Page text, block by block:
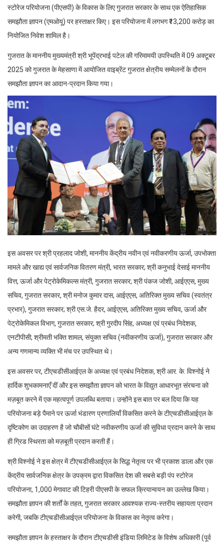
स्टोरेज परियोजना (पीएसपी) के विकास के लिए गुजरात सरकार के साथ एक ऐतिहासिक
समझौता ज्ञापन (एमओयू) पर हस्ताक्षर किए। इस परियोजना में लगभग ₹13,200 करोड़ का
नियोजित निवेश शामिल है।
गुजरात के माननीय मुख्यमंत्री श्री भूपेंद्रभाई पटेल की गरिमामयी उपस्थिति में 09 अक्टूबर
2025 को गुजरात के मेहसाणा में आयोजित वाइब्रेंट गुजरात क्षेत्रीय सम्मेलनों के दौरान
समझौता ज्ञापन का आदान-प्रदान किया गया।
इस अवसर पर श्री प्रहलाद जोशी, माननीय केंद्रीय नवीन एवं नवीकरणीय ऊर्जा, उपभोक्ता
मामले और खाद्य एवं सार्वजनिक वितरण मंत्री, भारत सरकार; श्री कनुभाई देसाई माननीय
वित्त, ऊर्जा और पेट्रोकेमिकल्स मंत्री, गुजरात सरकार; श्री पंकज जोशी, आईएएस, मुख्य
सचिव, गुजरात सरकार, श्री मनोज कुमार दास, आईएएस, अतिरिक्त मुख्य सचिव (स्वतंत्र
प्रभार), गुजरात सरकार; श्री एस.जे. हैदर, आईएएस, अतिरिक्त मुख्य सचिव, ऊर्जा और
पेट्रोकेमिकल विभाग, गुजरात सरकार; श्री गुरदीप सिंह, अध्यक्ष एवं प्रबंध निदेशक,
एनटीपीसी; श्रीमती भक्ति शामल, संयुक्त सचिव (नवीकरणीय ऊर्जा), गुजरात सरकार और
अन्य गणमान्य व्यक्ति भी मंच पर उपस्थित थे।
इस अवसर पर, टीएचडीसीआईएल के अध्यक्ष एवं प्रबंध निदेशक, श्री आर. के. विश्नोई ने
हार्दिक शुभकामनाएँ दीं और इस समझौता ज्ञापन को भारत के विद्युत आधारभूत संरचना को
मज़बूत करने में एक महत्वपूर्ण उपलब्धि बताया। उन्होंने इस बात पर बल दिया कि यह
परियोजना बड़े पैमाने पर ऊर्जा भंडारण प्रणालियाँ विकसित करने के टीएचडीसीआईएल के
दृष्टिकोण का उदाहरण है जो चौबीसों घंटे नवीकरणीय ऊर्जा की सुविधा प्रदान करने के साथ
ही ग्रिड स्थिरता को मज़बूती प्रदान करती हैं।
श्री विश्नोई ने इस क्षेत्र में टीएचडीसीआईएल के सिद्ध नेतृत्व पर भी प्रकाश डाला और एक
केंद्रीय सार्वजनिक क्षेत्र के उपक्रम द्वारा विकसित देश की सबसे बड़ी पंप स्टोरेज
परियोजना, 1,000 मेगावाट की टिहरी पीएसपी के सफल क्रियान्वयन का उल्लेख किया।
समझौता ज्ञापन की शर्तों के तहत, गुजरात सरकार आवश्यक राज्य-स्तरीय सहायता प्रदान
करेगी, जबकि टीएचडीसीआईएल परियोजना के विकास का नेतृत्व करेगा।
समझौता ज्ञापन के हस्ताक्षर के दौरान टीएचडीसी इंडिया लिमिटेड के विशेष अधिकारी (पूर्व